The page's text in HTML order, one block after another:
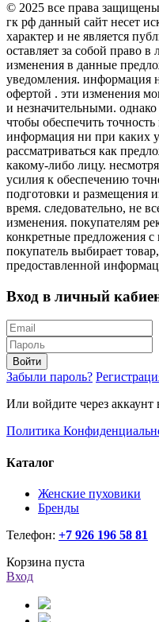
© 2025 все права
гк рф данный сайт несет
характер и не является
оставляет за собой право
изменения в данные
уведомления. информация
офертой . эти изменения
и незначительными.
чтобы обеспечить
информация ни при каких
рассматриваться как
какому-либо лицу.
усилия к обеспечению
подготовки и размещения
время. следовательно, не
изменения. покупателям
конкретные предложения
покупатель выбирает
предоставленной
Вход в личный
Войти
Забыли пароль?
Или войдите через
Политика
Каталог
Женские пуховики
Бренды
Телефон: +7 926 196 58 81
Корзина пуста
Вход